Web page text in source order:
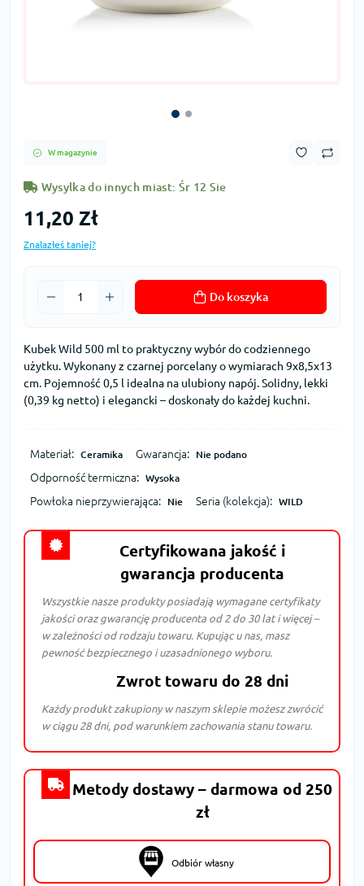
W magazynie
Wysylka do innych miast: Śr 12 Sie
11,20 Zł
Znalazłeś taniej?
Do koszyka
Kubek Wild 500 ml to praktyczny wybór do codziennego
użytku. Wykonany z czarnej porcelany o wymiarach 9x8,5x13
cm. Pojemność 0,5 l idealna na ulubiony napój. Solidny, lekki
(0,39 kg netto) i elegancki – doskonały do każdej kuchni.
Materiał: Ceramika Gwarancja: Nie podano
Odporność termiczna: Wysoka
Powłoka nieprzywierająca: Nie Seria (kolekcja): WILD
Certyfikowana jakość i
gwarancja producenta
Wszystkie nasze produkty posiadają wymagane certyfikaty
jakości oraz gwarancję producenta od 2 do 30 lat i więcej –
w zależności od rodzaju towaru. Kupując u nas, masz
pewność bezpiecznego i uzasadnionego wyboru.
Zwrot towaru do 28 dni
Każdy produkt zakupiony w naszym sklepie możesz zwrócić
w ciągu 28 dni, pod warunkiem zachowania stanu towaru.
Metody dostawy – darmowa od 250
zł
Odbiór własny